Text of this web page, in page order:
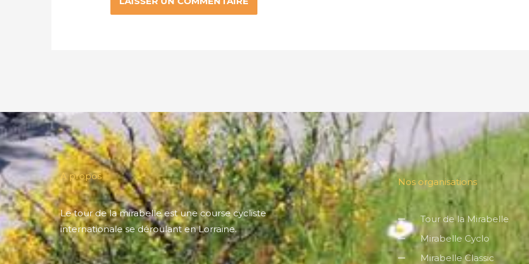
A propos
Le tour de la mirabelle est une course cycliste
internationale se déroulant en Lorraine.
Nos organisations
Tour de la Mirabelle
Mirabelle Cyclo
Mirabelle Classic